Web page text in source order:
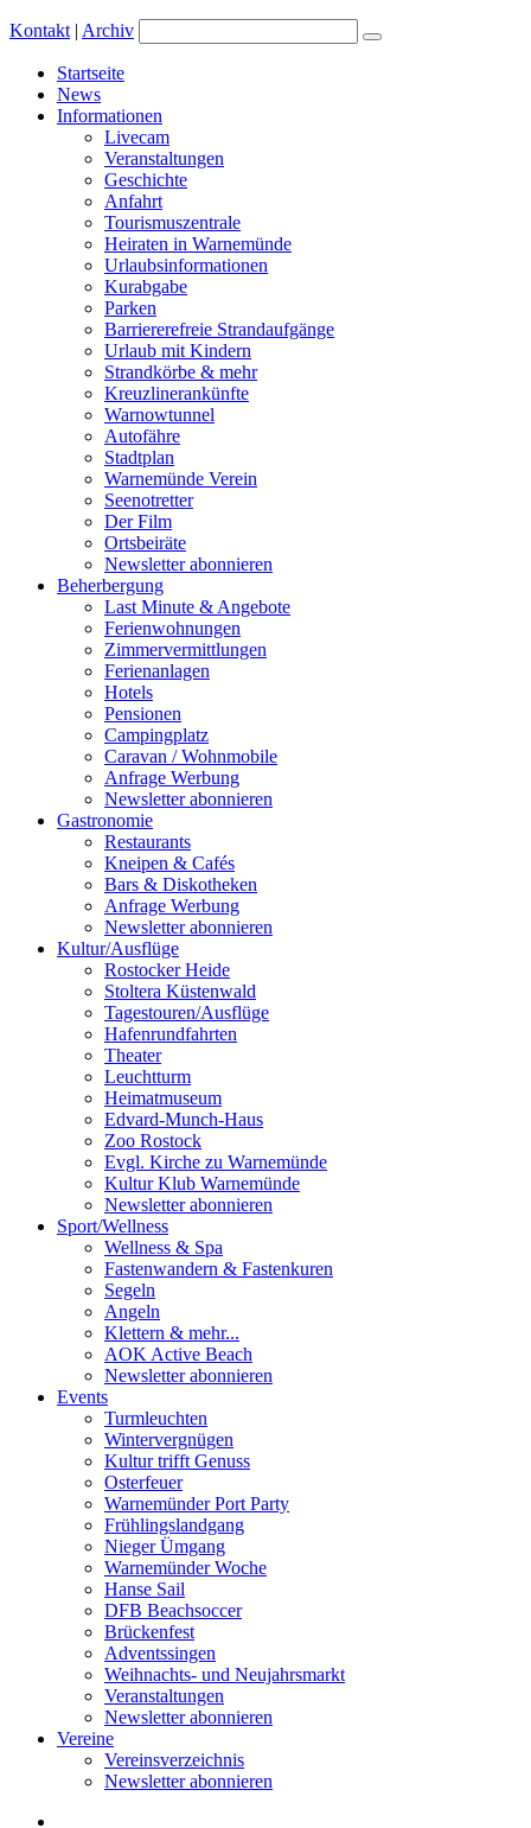
Kontakt | Archiv
Startseite
News
Informationen
Livecam
Veranstaltungen
Geschichte
Anfahrt
Tourismuszentrale
Heiraten in Warnemünde
Urlaubsinformationen
Kurabgabe
Parken
Barriererefreie Strandaufgänge
Urlaub mit Kindern
Strandkörbe & mehr
Kreuzlinerankünfte
Warnowtunnel
Autofähre
Stadtplan
Warnemünde Verein
Seenotretter
Der Film
Ortsbeiräte
Newsletter abonnieren
Beherbergung
Last Minute & Angebote
Ferienwohnungen
Zimmervermittlungen
Ferienanlagen
Hotels
Pensionen
Campingplatz
Caravan / Wohnmobile
Anfrage Werbung
Newsletter abonnieren
Gastronomie
Restaurants
Kneipen & Cafés
Bars & Diskotheken
Anfrage Werbung
Newsletter abonnieren
Kultur/Ausflüge
Rostocker Heide
Stoltera Küstenwald
Tagestouren/Ausflüge
Hafenrundfahrten
Theater
Leuchtturm
Heimatmuseum
Edvard-Munch-Haus
Zoo Rostock
Evgl. Kirche zu Warnemünde
Kultur Klub Warnemünde
Newsletter abonnieren
Sport/Wellness
Wellness & Spa
Fastenwandern & Fastenkuren
Segeln
Angeln
Klettern & mehr...
AOK Active Beach
Newsletter abonnieren
Events
Turmleuchten
Wintervergnügen
Kultur trifft Genuss
Osterfeuer
Warnemünder Port Party
Frühlingslandgang
Nieger Ümgang
Warnemünder Woche
Hanse Sail
DFB Beachsoccer
Brückenfest
Adventssingen
Weihnachts- und Neujahrsmarkt
Veranstaltungen
Newsletter abonnieren
Vereine
Vereinsverzeichnis
Newsletter abonnieren